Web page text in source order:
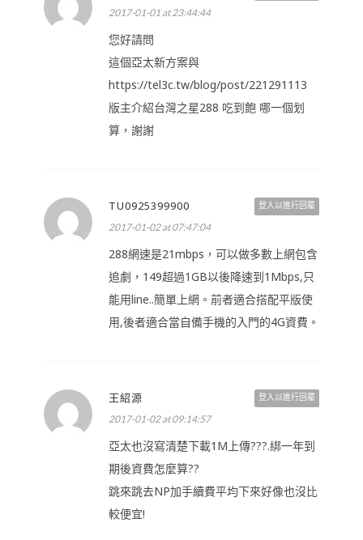
2017-01-01 at 23:44:44
您好請問
這個亞太新方案與
https://tel3c.tw/blog/post/221291113
版主介紹台灣之星288 吃到飽 哪一個划
算，謝謝
登入以進行回覆
TU0925399900
2017-01-02 at 07:47:04
288網速是21mbps，可以做多數上網包含
追劇，149超過1GB以後降速到1Mbps,只
能用line..簡單上網。前者適合搭配平版使
用,後者適合當自備手機的入門的4G資費。
登入以進行回覆
王紹源
2017-01-02 at 09:14:57
亞太也沒寫清楚下載1M上傳???.綁一年到
期後資費怎麼算??
跳來跳去NP加手續費平均下來好像也沒比
較便宜!